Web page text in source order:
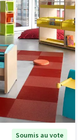
Soumis au vote